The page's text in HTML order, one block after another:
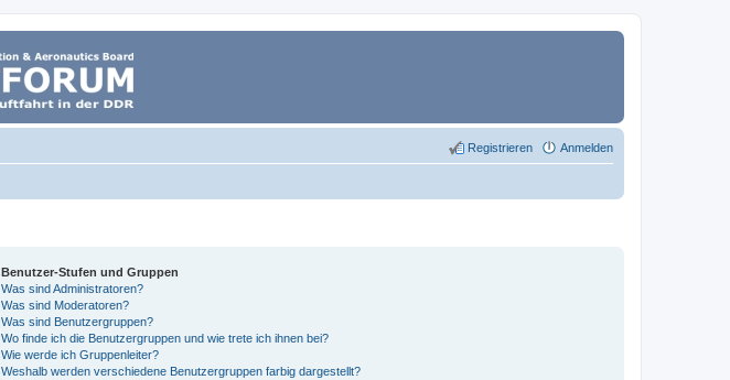
Anmelden
Registrieren
Benutzer-Stufen und Gruppen
Was sind Administratoren?
Was sind Moderatoren?
Was sind Benutzergruppen?
Wo finde ich die Benutzergruppen und wie trete ich ihnen bei?
Wie werde ich Gruppenleiter?
Weshalb werden verschiedene Benutzergruppen farbig dargestellt?